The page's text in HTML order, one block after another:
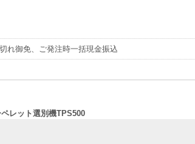
れ御免、ご発注時一括現金振込
レット選別機TPS500